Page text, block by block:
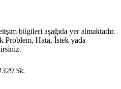
bilgileri aşağıda yer almaktadır.
Problem, Hata, İstek yada
Sk.